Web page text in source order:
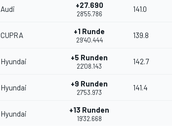
Audi +27.690
28'55.786
141.0
CUPRA +1 Runde
29'40.444
139.8
Hyundai +5 Runden
22'08.143
142.7
Hyundai +9 Runden
27'53.973
141.4
Hyundai +13 Runden
19'32.668